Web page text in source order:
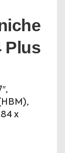
Plus
x